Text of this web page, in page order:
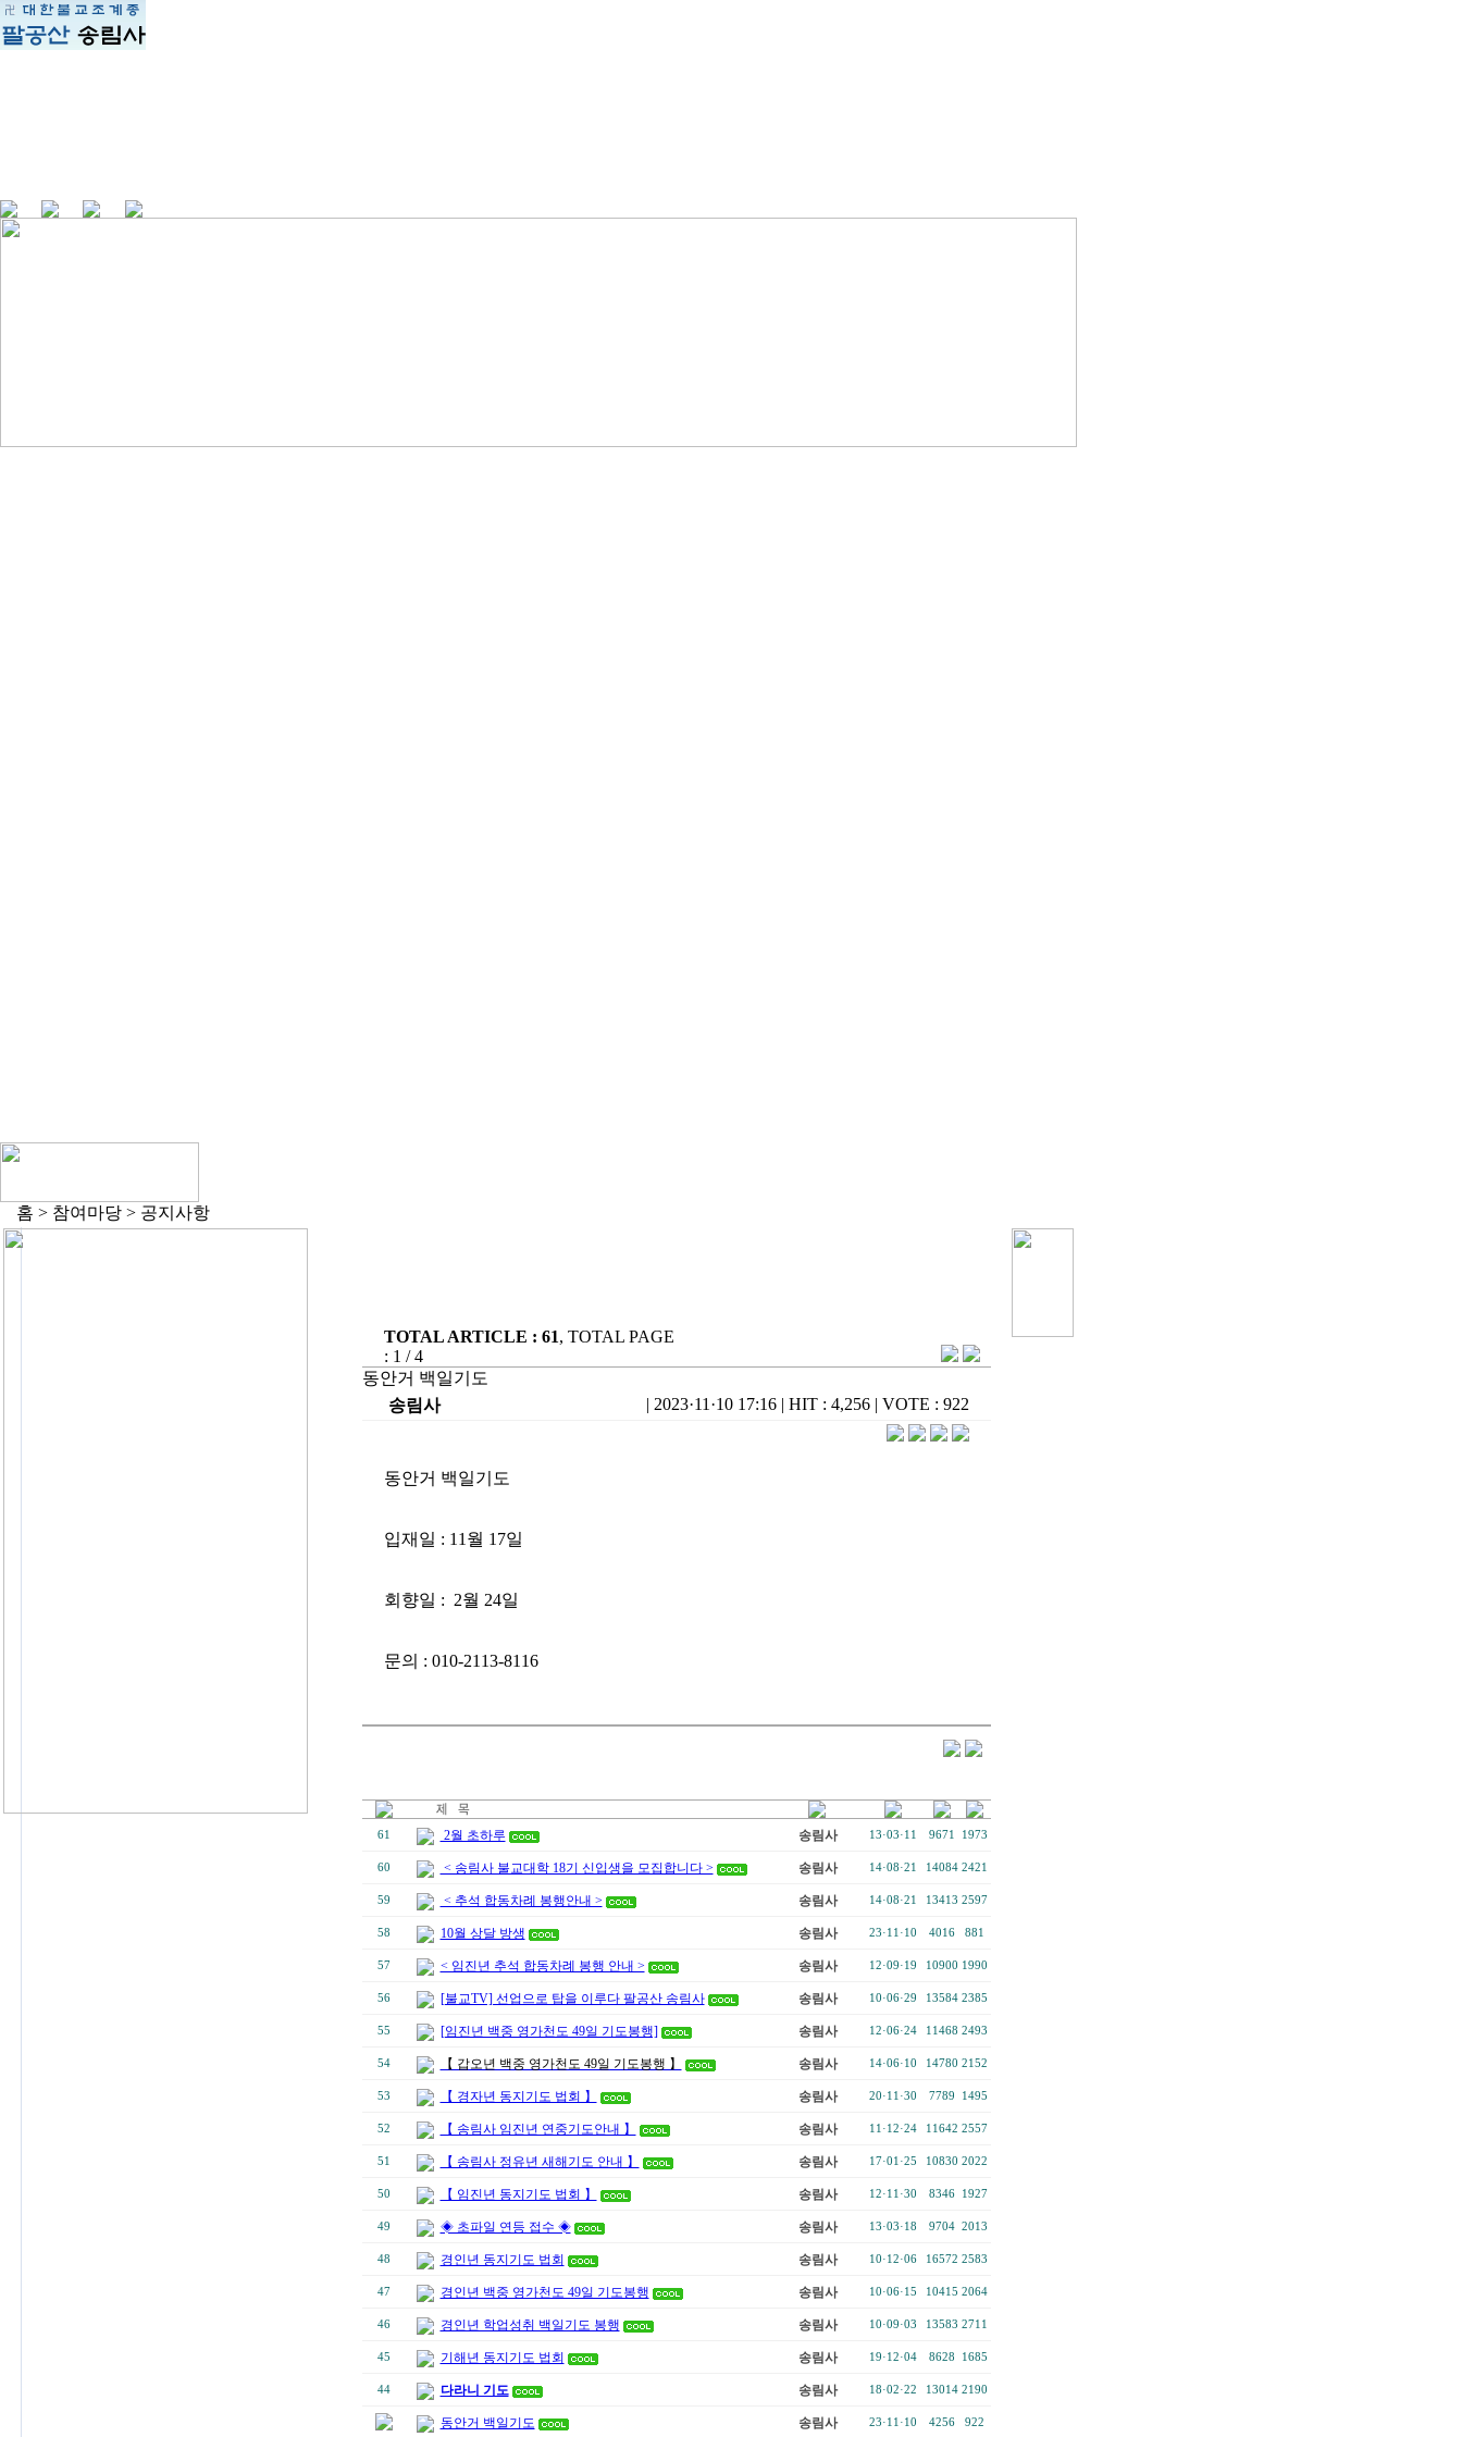
홈 > 참여마당 > 공지사항
TOTAL ARTICLE : 61, TOTAL PAGE
: 1 / 4
동안거 백일기도
송림사
| 2023·11·10 17:16 | HIT : 4,256 | VOTE : 922
동안거 백일기도
입재일 : 11월 17일
회향일 : 2월 24일
문의 : 010-2113-8116
61 2월 초하루 송림사 13·03·11 9671 1973
60 < 송림사 불교대학 18기 신입생을 모집합니다 > 송림사 14·08·21 14084 2421
59 < 추석 합동차례 봉행안내 > 송림사 14·08·21 13413 2597
58 10월 상달 방생 송림사 23·11·10 4016 881
57 < 임진년 추석 합동차례 봉행 안내 > 송림사 12·09·19 10900 1990
56 [불교TV] 선업으로 탑을 이루다 팔공산 송림사 송림사 10·06·29 13584 2385
55 [임진년 백중 영가천도 49일 기도봉행] 송림사 12·06·24 11468 2493
54 【 갑오년 백중 영가천도 49일 기도봉행 】 송림사 14·06·10 14780 2152
53 【 경자년 동지기도 법회 】 송림사 20·11·30 7789 1495
52 【 송림사 임진년 연중기도안내 】 송림사 11·12·24 11642 2557
51 【 송림사 정유년 새해기도 안내 】 송림사 17·01·25 10830 2022
50 【 임진년 동지기도 법회 】 송림사 12·11·30 8346 1927
49 ◈ 초파일 연등 접수 ◈ 송림사 13·03·18 9704 2013
48 경인년 동지기도 법회 송림사 10·12·06 16572 2583
47 경인년 백중 영가천도 49일 기도봉행 송림사 10·06·15 10415 2064
46 경인년 학업성취 백일기도 봉행 송림사 10·09·03 13583 2711
45 기해년 동지기도 법회 송림사 19·12·04 8628 1685
44 다라니 기도 송림사 18·02·22 13014 2190
동안거 백일기도 송림사 23·11·10 4256 922